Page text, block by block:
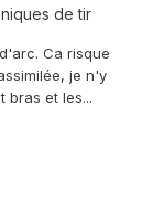
de tir
Ca risque
je n'y
bras et les...